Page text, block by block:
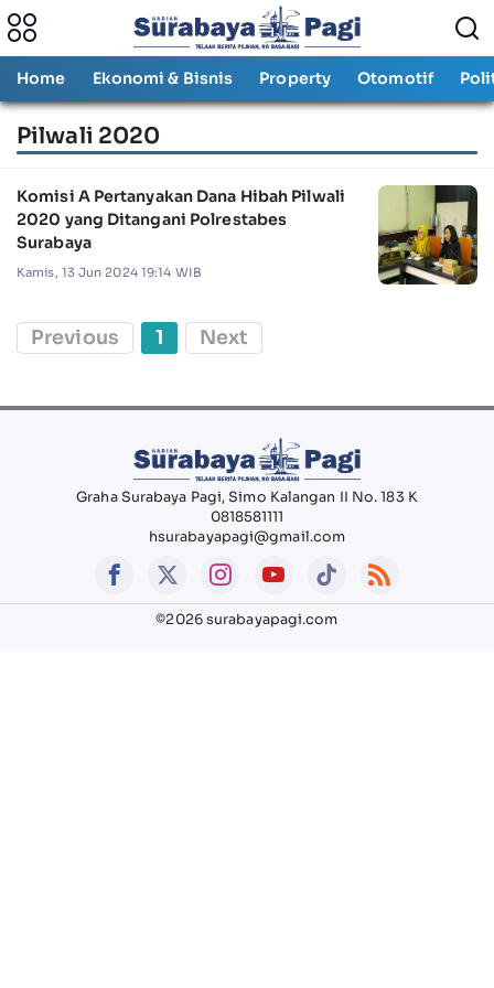
Home Ekonomi & Bisnis Property Otomotif
Pilwali 2020
Komisi A Pertanyakan Dana Hibah Pilwali
2020 yang Ditangani Polrestabes
Surabaya
Kamis, 13 Jun 2024 19:14 WIB
Previous 1 Next
Graha Surabaya Pagi, Simo Kalangan II No. 183 K
0818581111
hsurabayapagi@gmail.com
©2026 surabayapagi.com